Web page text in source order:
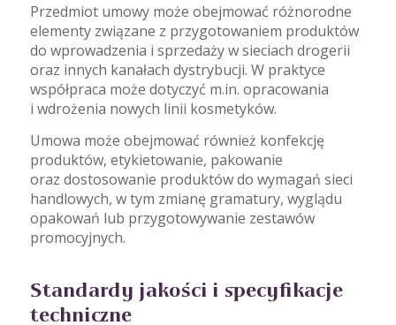
Przedmiot umowy może obejmować różnorodne
elementy związane z przygotowaniem produktów
do wprowadzenia i sprzedaży w sieciach drogerii
oraz innych kanałach dystrybucji. W praktyce
współpraca może dotyczyć m.in. opracowania
i wdrożenia nowych linii kosmetyków.
Umowa może obejmować również konfekcję
produktów, etykietowanie, pakowanie
oraz dostosowanie produktów do wymagań sieci
handlowych, w tym zmianę gramatury, wyglądu
opakowań lub przygotowywanie zestawów
promocyjnych.
Standardy jakości i specyfikacje
techniczne